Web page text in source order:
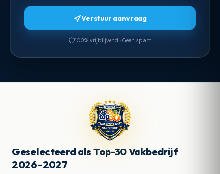
Verstuur aanvraag
100% vrijblijvend · Geen spam
Geselecteerd als Top-30 Vakbedrijf
2026–2027